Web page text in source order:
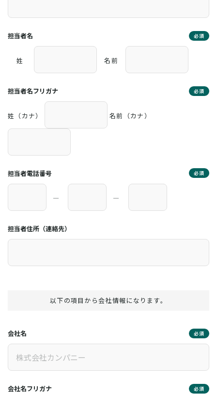
担当者名 必須
姓 名前
担当者名フリガナ 必須
姓（カナ） 名前（カナ）
担当者電話番号 必須
― ―
担当者住所（連絡先）
以下の項目から会社情報になります。
会社名 必須
会社名フリガナ 必須